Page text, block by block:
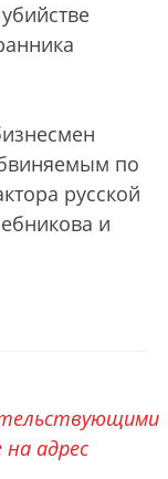
по
русской
и
адрес